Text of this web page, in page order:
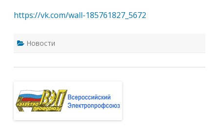
https://vk.com/wall-185761827_5672
Новости